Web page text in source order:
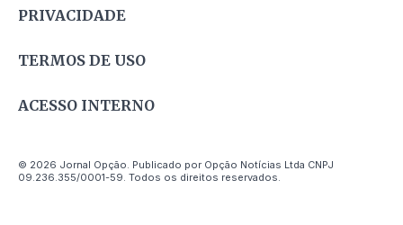
PRIVACIDADE
TERMOS DE USO
ACESSO INTERNO
© 2026 Jornal Opção. Publicado por Opção Notícias Ltda CNPJ
09.236.355/0001-59. Todos os direitos reservados.